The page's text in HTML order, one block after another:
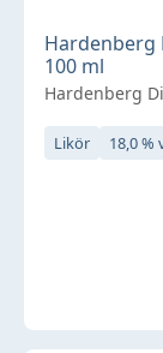
Hardenberg
100 ml
Hardenberg
Likör 18,0 %